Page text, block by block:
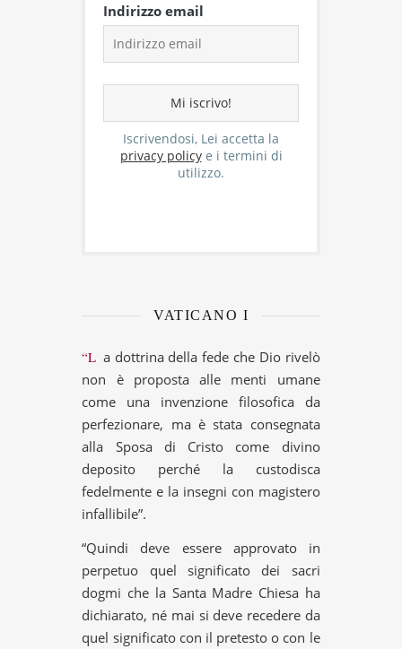
Indirizzo email
Iscrivendosi, Lei accetta la
privacy policye i termini di
utilizzo.
VATICANO I
“La dottrina della fede che Dio rivelò
non è proposta alle menti umane
come una invenzione filosofica da
perfezionare, ma è stata consegnata
alla Sposa di Cristo come divino
deposito perché la custodisca
fedelmente e la insegni con magistero
infallibile”.
“Quindi deve essere approvato in
perpetuo quel significato dei sacri
dogmi che la Santa Madre Chiesa ha
dichiarato, né mai si deve recedere da
quel significato con il pretesto o con le